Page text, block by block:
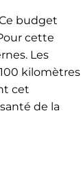
budget
cette
Les
kilomètres
cet
de la